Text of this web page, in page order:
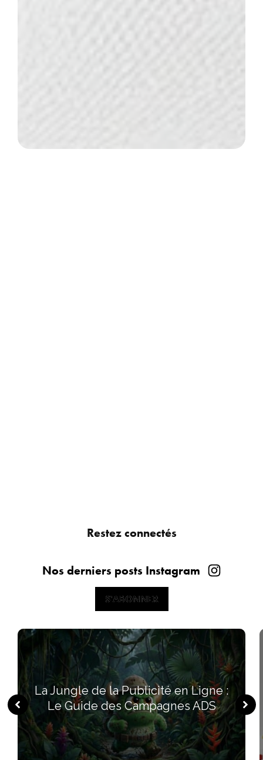
Restez connectés
Nos derniers posts Instagram
S'ABONNER
S'ABONNER
La Jungle de la Publicité en Ligne :
Le Guide des Campagnes ADS